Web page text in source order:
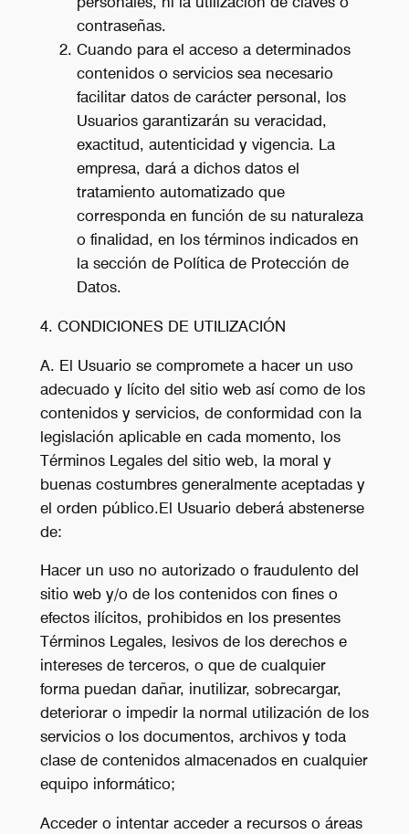
contraseñas.
Cuando para el acceso a determinados
contenidos o servicios sea necesario
facilitar datos de carácter personal, los
Usuarios garantizarán su veracidad,
exactitud, autenticidad y vigencia. La
empresa, dará a dichos datos el
tratamiento automatizado que
corresponda en función de su naturaleza
o finalidad, en los términos indicados en
la sección de Política de Protección de
Datos.
4. CONDICIONES DE UTILIZACIÓN
A. El Usuario se compromete a hacer un uso
adecuado y lícito del sitio web así como de los
contenidos y servicios, de conformidad con la
legislación aplicable en cada momento, los
Términos Legales del sitio web, la moral y
buenas costumbres generalmente aceptadas y
el orden público.El Usuario deberá abstenerse
de:
Hacer un uso no autorizado o fraudulento del
sitio web y/o de los contenidos con fines o
efectos ilícitos, prohibidos en los presentes
Términos Legales, lesivos de los derechos e
intereses de terceros, o que de cualquier
forma puedan dañar, inutilizar, sobrecargar,
deteriorar o impedir la normal utilización de los
servicios o los documentos, archivos y toda
clase de contenidos almacenados en cualquier
equipo informático;
Acceder o intentar acceder a recursos o áreas